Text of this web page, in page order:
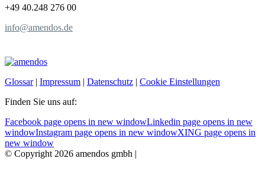
+49 40.248 276 00
info@amendos.de
Glossar| Impressum | Datenschutz | Cookie Einstellungen
Finden Sie uns auf:
Facebook page opens in new windowLinkedin page opens in new
windowInstagram page opens in new windowXING page opens in
new window
© Copyright 2026 amendos gmbh |